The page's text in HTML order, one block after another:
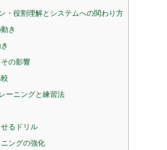
・役割理解とシステムへの関わり方
き
の影響
ーニングと練習法
るドリル
ングの強化